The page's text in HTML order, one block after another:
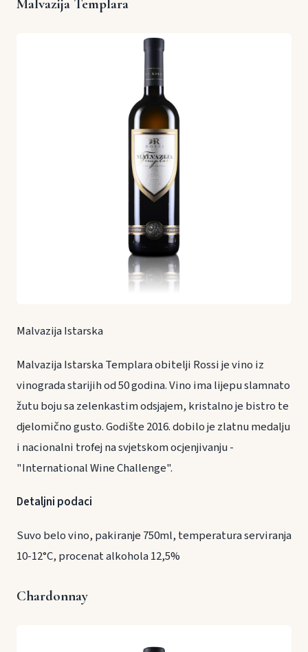
Malvazija Templara
Malvazija Istarska
Malvazija Istarska Templara obitelji Rossi je vino iz
vinograda starijih od 50 godina. Vino ima lijepu slamnato
žutu boju sa zelenkastim odsjajem, kristalno je bistro te
djelomično gusto. Godište 2016. dobilo je zlatnu medalju
i nacionalni trofej na svjetskom ocjenjivanju -
"International Wine Challenge".
Detaljni podaci
Suvo belo vino, pakiranje 750ml, temperatura serviranja
10-12°C, procenat alkohola 12,5%
Chardonnay